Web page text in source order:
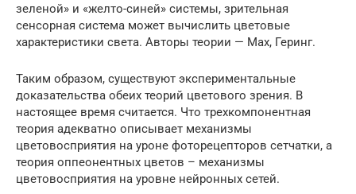
зеленой» и «желто-синей» системы, зрительная
сенсорная система может вычислить цветовые
характеристики света. Авторы теории — Мах, Геринг.
Таким образом, существуют экспериментальные
доказательства обеих теорий цветового зрения. В
настоящее время считается. Что трехкомпонентная
теория адекватно описывает механизмы
цветовосприятия на уроне фоторецепторов сетчатки, а
теория оппеонентных цветов – механизмы
цветовосприятия на уровне нейронных сетей.